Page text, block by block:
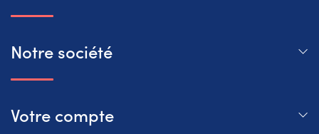
Notre société
Votre compte